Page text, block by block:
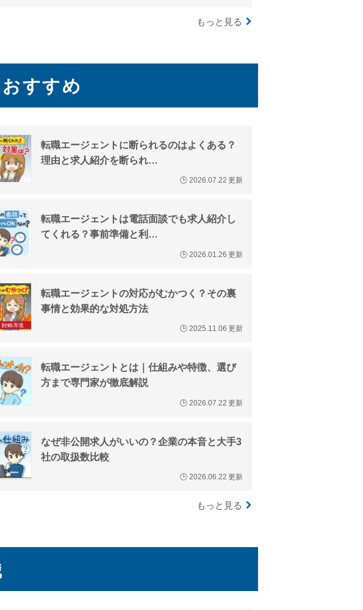
もっと見る
すすめ
転職エージェントに断られるのはよくある？
理由と求人紹介を断られ…
🕒 2026.07.22 更新
転職エージェントは電話面談でも求人紹介し
てくれる？事前準備と利…
🕒 2026.01.26 更新
転職エージェントの対応がむかつく？その裏
事情と効果的な対処方法
🕒 2025.11.06 更新
転職エージェントとは｜仕組みや特徴、選び
方まで専門家が徹底解説
🕒 2026.07.22 更新
なぜ非公開求人がいいの？企業の本音と大手3
社の取扱数比較
🕒 2026.06.22 更新
もっと見る